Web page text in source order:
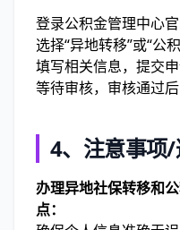
登录公积金管理中心官
选择“异地转移”或“公
填写相关信息，提交申
等待审核，审核通过后
4、注意事项
办理异地社保转移和
点：